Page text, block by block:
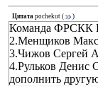
Цитата pochekut ( )
Команда ФРСКК
2.Менщиков
3.Чижов Сергей
4.Рульков Денис
дополнить